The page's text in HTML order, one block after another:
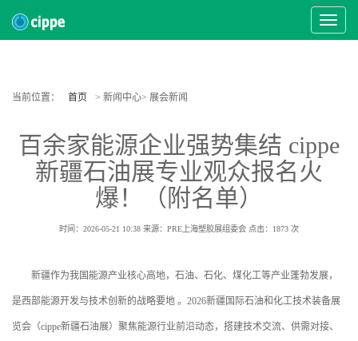
Toggle
当前位置： 首页 > 新闻中心> 展会新闻
百余家能源企业强势集结 cippe
新疆石油展专业观众报名火
爆！（附名单）
时间：2026-05-21 10:38 来源：PRE上海塑胶展组委会 点击： 1873 次
新疆作为我国能源产业核心高地，石油、石化、煤化工等产业蓬勃发展，
是西部能源开发与技术创新的战略要地 。2026新疆国际石油和化工技术装备展
览会（cippe新疆石油展）聚焦能源行业前沿动态，搭建技术交流、供需对接、